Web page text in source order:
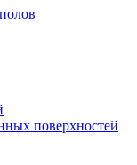
поверхностей